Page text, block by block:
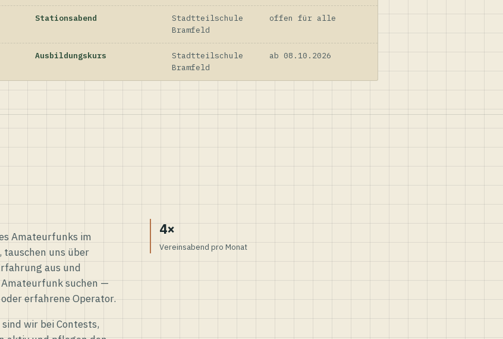
Stationsabend
Stadtteilschule
Bramfeld
offen für alle
Ausbildungskurs
Stadtteilschule
Bramfeld
ab 08.10.2026
Amateurfunks im
uns über
aus und
suchen —
erfahrene Operator.
wir bei Contests,
4×
Vereinsabend pro Monat